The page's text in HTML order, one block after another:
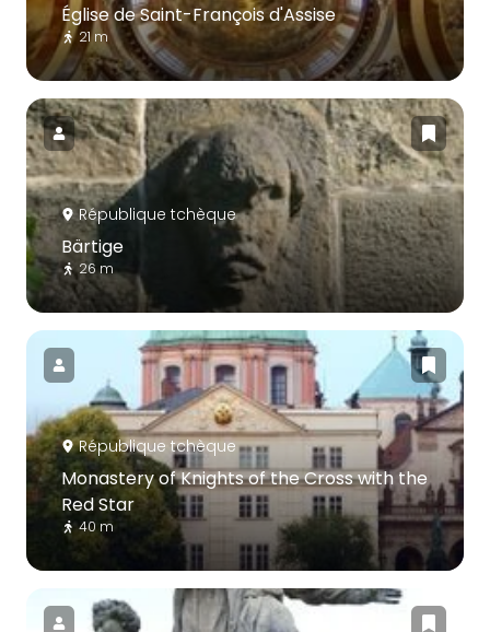
Église de Saint-François d'Assise
21 m
République tchèque
Bärtige
26 m
République tchèque
Monastery of Knights of the Cross with the
Red Star
40 m